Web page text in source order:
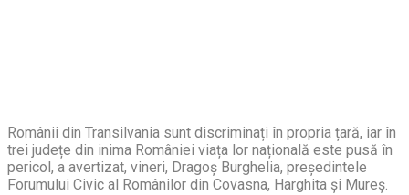
Românii din Transilvania sunt discriminați în propria țară, iar în
trei județe din inima României viața lor națională este pusă în
pericol, a avertizat, vineri, Dragoș Burghelia, preşedintele
Forumului Civic al Românilor din Covasna, Harghita şi Mureş.